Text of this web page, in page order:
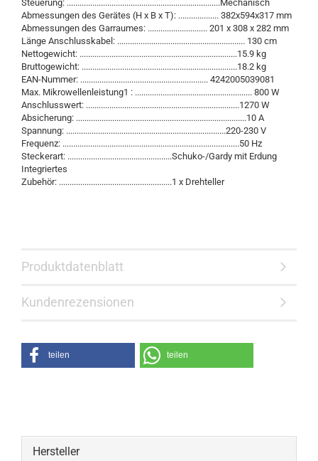
Steuerung: ........................................................................Mechanisch
Abmessungen des Gerätes (H x B x T): ................... 382x594x317 mm
Abmessungen des Garraumes: ............................ 201 x 308 x 282 mm
Länge Anschlusskabel: ............................................................ 130 cm
Nettogewicht: ..........................................................................15.9 kg
Bruttogewicht: .........................................................................18.2 kg
EAN-Nummer: ............................................................ 4242005039081
Max. Mikrowellenleistung1 : ....................................................... 800 W
Anschlusswert: ........................................................................1270 W
Absicherung: ................................................................................10 A
Spannung: ...........................................................................220-230 V
Frequenz: ...................................................................................50 Hz
Steckerart: .................................................Schuko-/Gardy mit Erdung
Integriertes
Zubehör: .....................................................1 x Drehteller
Produktdatenblatt
Kundenrezensionen
teilen teilen
Hersteller